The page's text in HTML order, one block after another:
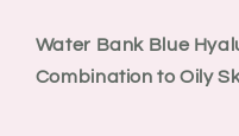
補
濕
補
濕
Water Bank Blue
Combination to Oily